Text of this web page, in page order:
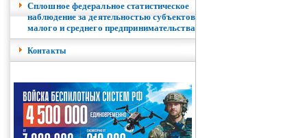
Сплошное федеральное статистическое
наблюдение за деятельностью субъектов
малого и среднего предпринимательства
Контакты